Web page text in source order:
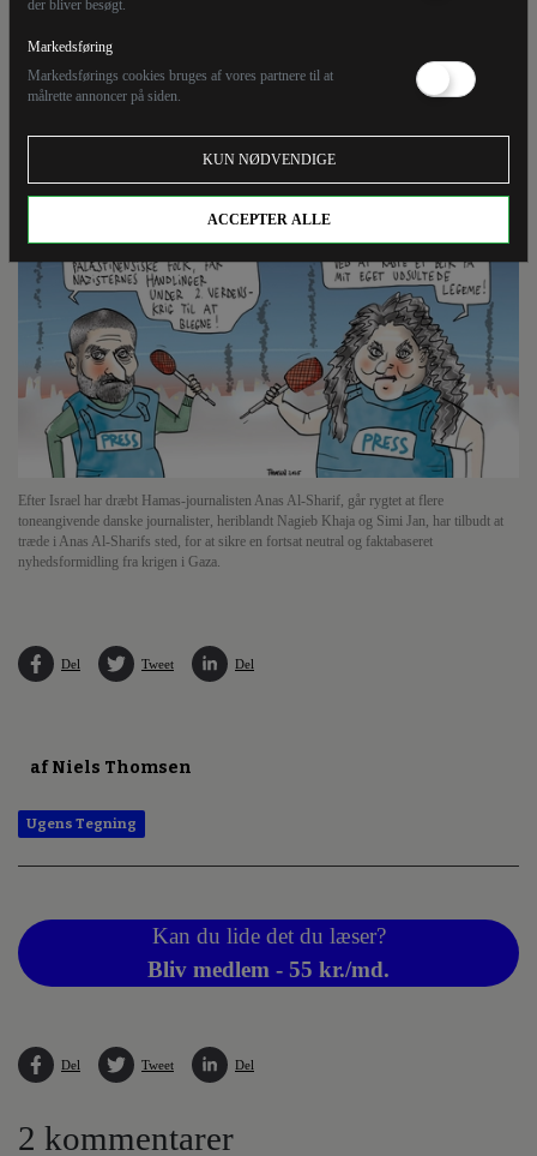
der bliver besøgt.
Markedsføring
Markedsførings cookies bruges af vores partnere til at
målrette annoncer på siden.
KUN NØDVENDIGE
ACCEPTER ALLE
Sharif, går rygtet at flere toneangivende danske
journalister, heriblandt Nagieb Khaja og Simi Jan, har
tilbudt at træde i Anas Al-Sharifs sted, for at sikre en
fortsat neutral og faktabaseret nyhedsformidling fra
krigen i Gaza.
Efter Israel har dræbt Hamas-journalisten Anas Al-Sharif, går rygtet at flere
toneangivende danske journalister, heriblandt Nagieb Khaja og Simi Jan, har tilbudt at
træde i Anas Al-Sharifs sted, for at sikre en fortsat neutral og faktabaseret
nyhedsformidling fra krigen i Gaza.
Del Tweet Del
af Niels Thomsen
Ugens Tegning
Kan du lide det du læser?
Bliv medlem - 55 kr./md.
Del Tweet Del
2 kommentarer